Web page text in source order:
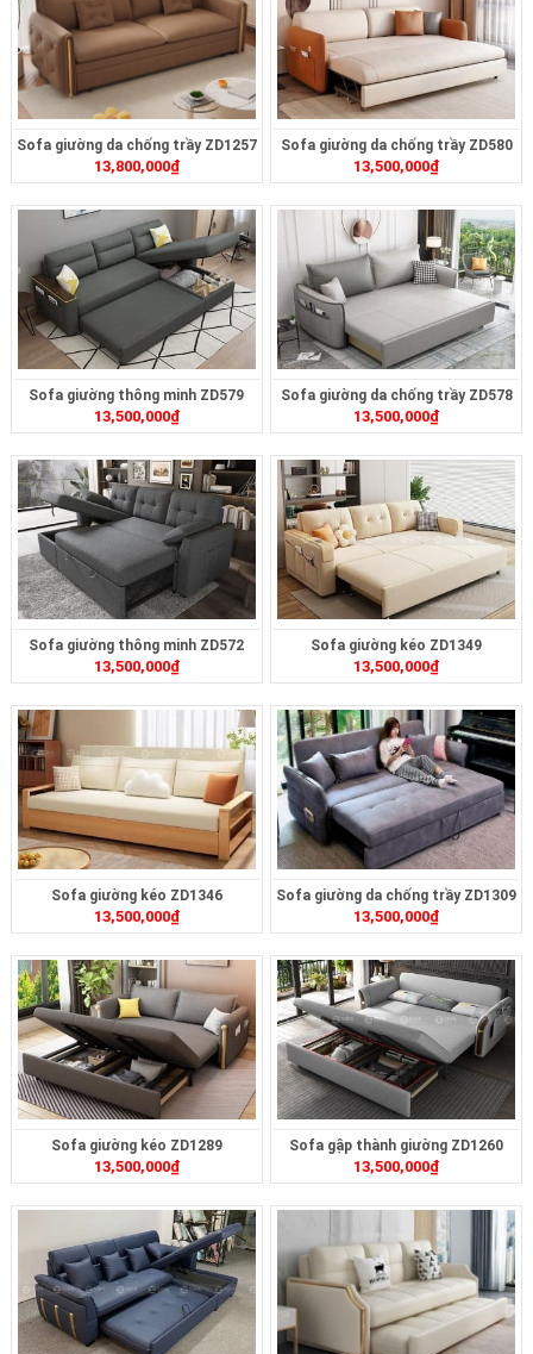
Sofa giường da chống trầy ZD1257
13,800,000₫
Sofa giường da chống trầy ZD580
13,500,000₫
Sofa giường thông minh ZD579
13,500,000₫
Sofa giường da chống trầy ZD578
13,500,000₫
Sofa giường thông minh ZD572
13,500,000₫
Sofa giường kéo ZD1349
13,500,000₫
Sofa giường kéo ZD1346
13,500,000₫
Sofa giường da chống trầy ZD1309
13,500,000₫
Sofa giường kéo ZD1289
13,500,000₫
Sofa gập thành giường ZD1260
13,500,000₫